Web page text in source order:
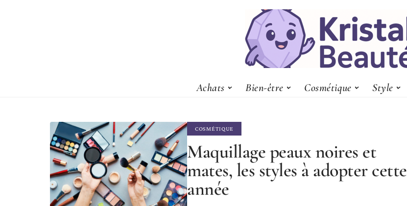
Achats Bien-être Cosmétique Style
COSMÉTIQUE
Maquillage peaux noires et
mates, les styles à adopter cette
année